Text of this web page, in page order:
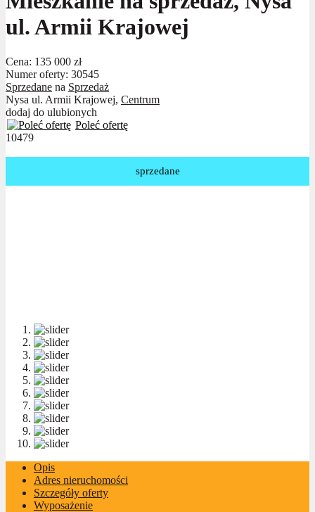
ul. Armii Krajowej
Cena: 135 000 zł
Numer oferty: 30545
Sprzedane na Sprzedaż
Nysa ul. Armii Krajowej, Centrum
dodaj do ulubionych
Poleć ofertę
10479
sprzedane
Opis
Adres nieruchomości
Szczegóły oferty
Wyposażenie